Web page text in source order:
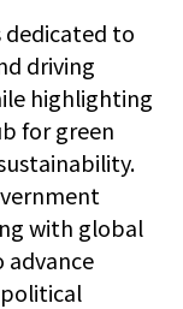
dedicated to
driving
highlighting
for green
with global
advance